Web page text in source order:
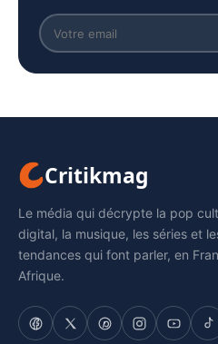
Critikmag
Le média qui décrypte la pop
digital, la musique, les séries et
tendances qui font parler, en
Afrique.